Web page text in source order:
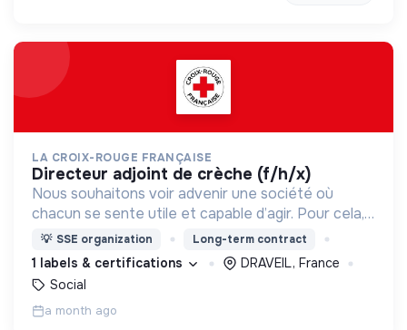
LA CROIX-ROUGE FRANÇAISE
directeur adjoint de crèche (f/h/x)
Nous souhaitons voir advenir une société où
chacun se sente utile et capable d’agir. Pour cela,
nous proposons des moyens et des lieux
d’engagement innovants et adaptés à tous.
💡 SSE organization Long-term contract
1 labels & certifications
DRAVEIL, France
Social
a month ago